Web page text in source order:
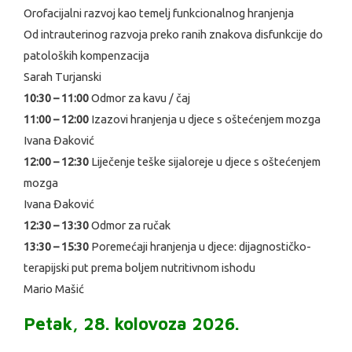
Orofacijalni razvoj kao temelj funkcionalnog hranjenja
Od intrauterinog razvoja preko ranih znakova disfunkcije do
patoloških kompenzacija
Sarah Turjanski
10:30 – 11:00Odmor za kavu / čaj
11:00 – 12:00 Izazovi hranjenja u djece s oštećenjem mozga
Ivana Đaković
12:00 – 12:30 Liječenje teške sijaloreje u djece s oštećenjem
mozga
Ivana Đaković
12:30 – 13:30Odmor za ručak
13:30 – 15:30 Poremećaji hranjenja u djece: dijagnostičko-
terapijski put prema boljem nutritivnom ishodu
Mario Mašić
Petak, 28. kolovoza 2026.